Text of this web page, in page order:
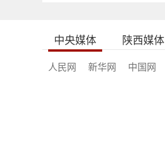
中央媒体 陕西媒体
人民网 新华网 中国网